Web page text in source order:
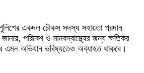
পুলিশের একদল চৌকস সদস্য সহায়তা প্রদান
পরিবেশ ও মানবস্বাস্থ্যের জন্য ক্ষতিকর
এমন অভিযান ভবিষ্যতেও অব্যাহত থাকবে।